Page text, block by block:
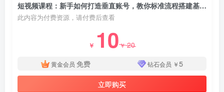
短视频课程：新手如何打造垂直账号，教你标准流程搭建基础账号（录播+直播）
此内容为付费资源，请付费后查看
￥ 10￥20
黄金会员 免费 钻石会员 ￥5
立即购买